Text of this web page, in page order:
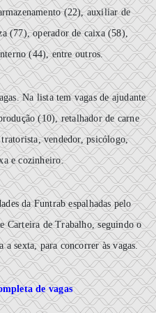
(22), auxiliar de
(77), operador de caixa (58),
(44), entre outros.
Na lista tem vagas de ajudante
(10), retalhador de carne
vendedor, psicólogo,
e cozinheiro.
da Funtrab espalhadas pelo
Carteira de Trabalho, seguindo o
a sexta, para concorrer às vagas.
de vagas